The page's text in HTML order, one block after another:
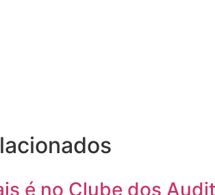
é no Clube dos